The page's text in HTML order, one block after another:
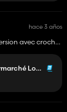
hace 3 años
avec crochet
Renault Master 2020 (Intermarché Location)